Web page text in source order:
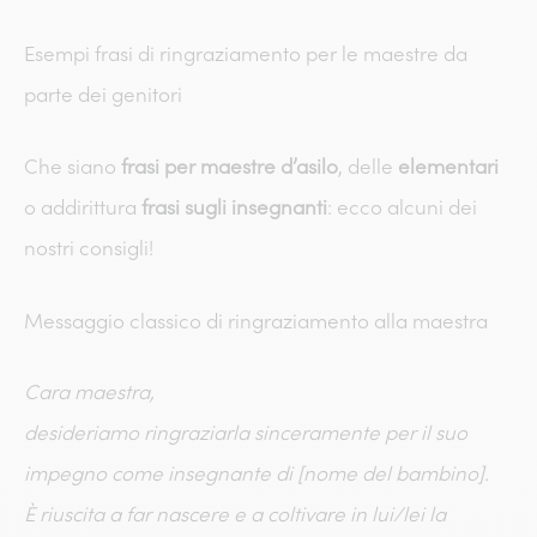
Esempi frasi di ringraziamento per le maestre da
parte dei genitori
Che siano frasi per maestre d’asilo​, delle elementari
o addirittura frasi sugli insegnanti: ecco alcuni dei
nostri consigli!
Messaggio classico di ringraziamento alla maestra
Cara maestra,
desideriamo ringraziarla sinceramente per il suo
impegno come insegnante di [nome del bambino].
È riuscita a far nascere e a coltivare in lui/lei la